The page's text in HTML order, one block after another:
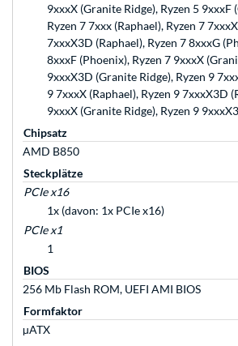
9xxxX (Granite Ridge), Ryzen 5 9xxxF
Ryzen 7 7xxx (Raphael), Ryzen 7
7xxxX3D (Raphael), Ryzen 7 8xxxG
8xxxF (Phoenix), Ryzen 7 9xxxX
9xxxX3D (Granite Ridge), Ryzen 9
9 7xxxX (Raphael), Ryzen 9 7xxxX3D
9xxxX (Granite Ridge), Ryzen 9
Chipsatz
AMD B850
Steckplätze
PCIe x16
1x (davon: 1x PCIe x16)
PCIe x1
1
BIOS
256 Mb Flash ROM, UEFI AMI BIOS
Formfaktor
µATX